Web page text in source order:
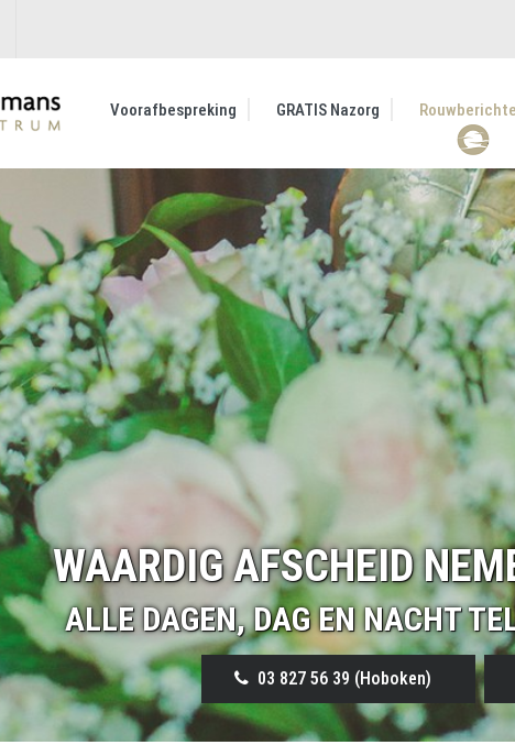
Voorafbespreking GRATIS Nazorg
WAARDIG AFSCHEID
ALLE DAGEN, DAG EN NACHT
03 827 56 39 (Hoboken)